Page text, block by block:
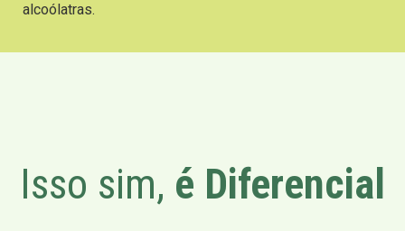
alcoólatras.
Isso sim, é Diferencial